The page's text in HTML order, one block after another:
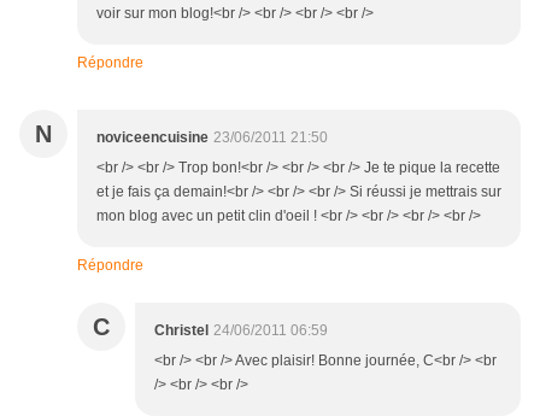
voir sur mon blog!<br /> <br /> <br /> <br />
Répondre
N noviceencuisine 23/06/2011 21:50
<br /> <br /> Trop bon!<br /> <br /> <br /> Je te pique la recette
et je fais ça demain!<br /> <br /> <br /> Si réussi je mettrais sur
mon blog avec un petit clin d'oeil ! <br /> <br /> <br /> <br />
Répondre
C Christel 24/06/2011 06:59
<br /> <br /> Avec plaisir! Bonne journée, C<br /> <br
/> <br /> <br />